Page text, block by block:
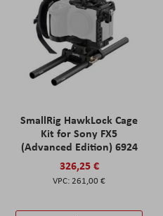
SmallRig HawkLock Cage
Kit for Sony FX5
(Advanced Edition) 6924
326,25 €
261,00 €